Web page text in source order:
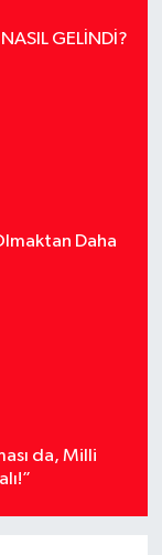
GELİNDİ?
Daha
da, Milli